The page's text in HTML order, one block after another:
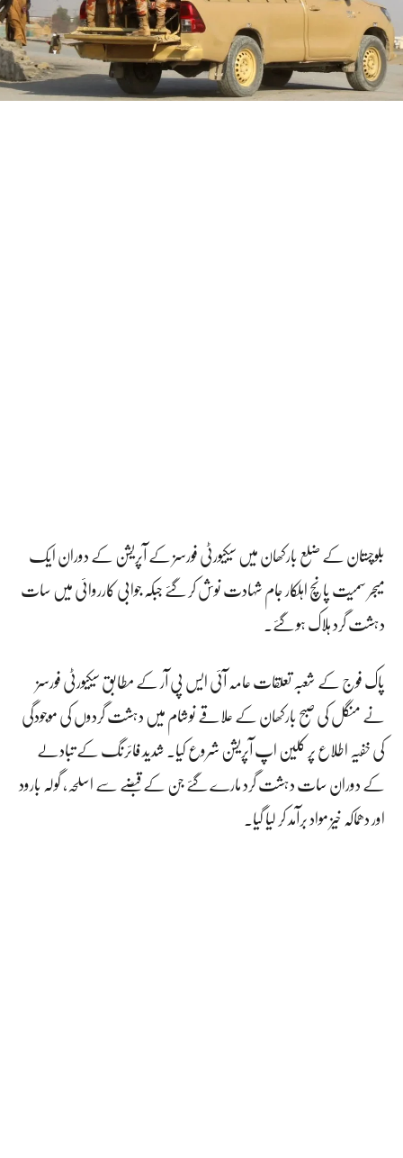
بلوچستان کے ضلع بارکھان میں سیکیورٹی فورسز کے آپریشن کے دوران ایک
میجر سمیت پانچ اہلکار جام شہادت نوش کر گئے جبکہ جوابی کارروائی میں سات
دہشت گرد ہلاک ہو گئے۔
پاک فوج کے شعبہ تعلقات عامہ آئی ایس پی آر کے مطابق سیکیورٹی فورسز
نے منگل کی صبح بارکھان کے علاقے نوشام میں دہشت گردوں کی موجودگی
کی خفیہ اطلاع پر کلین اپ آپریشن شروع کیا۔ شدید فائرنگ کے تبادلے
کے دوران سات دہشت گرد مارے گئے جن کے قبضے سے اسلحہ، گولہ بارود
اور دھماکہ خیز مواد برآمد کر لیا گیا۔